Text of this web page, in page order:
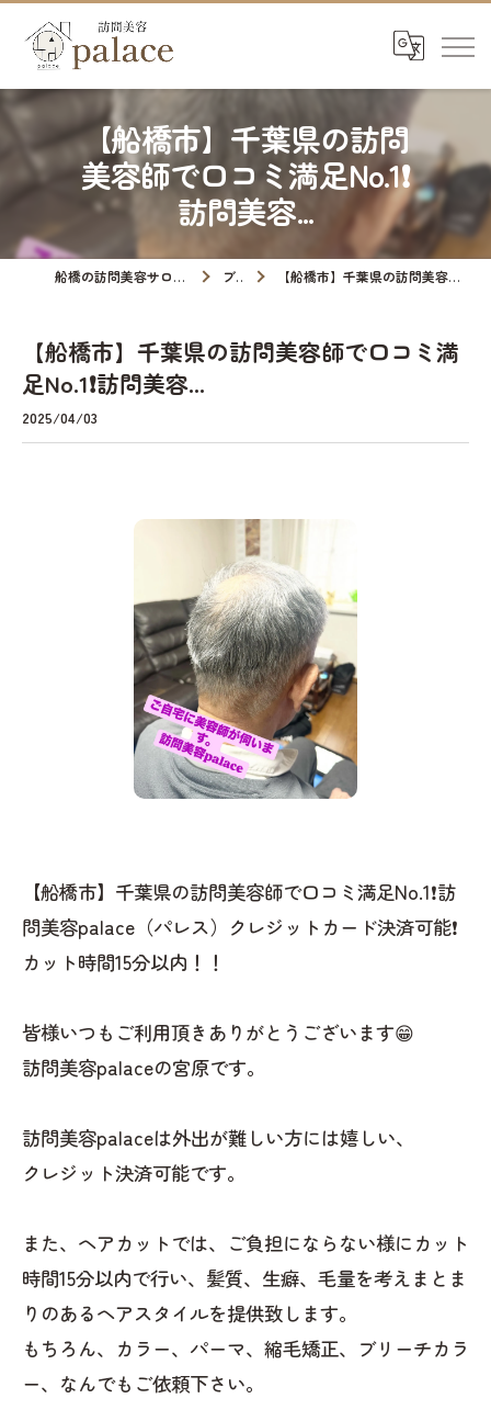
【船橋市】千葉県の訪問
美容師で口コミ満足No.1❗️
訪問美容...
船橋の訪問美容サロンなら訪問美容palace ブログ 【船橋市】千葉県の訪問美容師で口コミ満足No.1❗️訪問美容...
【船橋市】千葉県の訪問美容師で口コミ満
足No.1❗️訪問美容...
2025/04/03
【船橋市】千葉県の訪問美容師で口コミ満足No.1❗️訪
問美容palace（パレス）クレジットカード決済可能❗️
カット時間15分以内！！
皆様いつもご利用頂きありがとうございます😁
訪問美容palaceの宮原です。
訪問美容palaceは外出が難しい方には嬉しい、
クレジット決済可能です。
また、ヘアカットでは、ご負担にならない様にカット
時間15分以内で行い、髪質、生癖、毛量を考えまとま
りのあるヘアスタイルを提供致します。
もちろん、カラー、パーマ、縮毛矯正、ブリーチカラ
ー、なんでもご依頼下さい。